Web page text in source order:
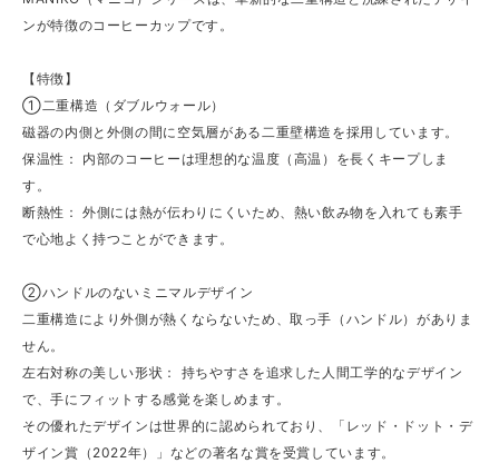
ンが特徴のコーヒーカップです。
【特徴】
①二重構造（ダブルウォール）
磁器の内側と外側の間に空気層がある二重壁構造を採用しています。
保温性： 内部のコーヒーは理想的な温度（高温）を長くキープしま
す。
断熱性： 外側には熱が伝わりにくいため、熱い飲み物を入れても素手
で心地よく持つことができます。
②ハンドルのないミニマルデザイン
二重構造により外側が熱くならないため、取っ手（ハンドル）がありま
せん。
左右対称の美しい形状： 持ちやすさを追求した人間工学的なデザイン
で、手にフィットする感覚を楽しめます。
その優れたデザインは世界的に認められており、「レッド・ドット・デ
ザイン賞（2022年）」などの著名な賞を受賞しています。